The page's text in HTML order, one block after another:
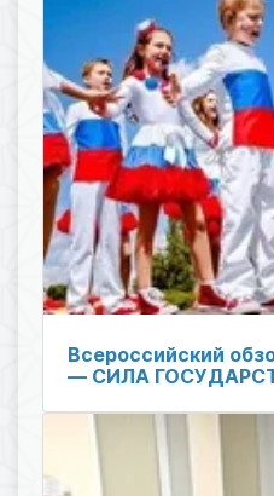
Всероссийский
— СИЛА